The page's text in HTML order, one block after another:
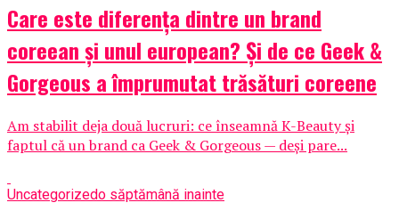
Care este diferența dintre un brand
coreean și unul european? Și de ce Geek &
Gorgeous a împrumutat trăsături coreene
Am stabilit deja două lucruri: ce înseamnă K-Beauty și
faptul că un brand ca Geek & Gorgeous — deși pare...
Uncategorizedo săptămână inainte